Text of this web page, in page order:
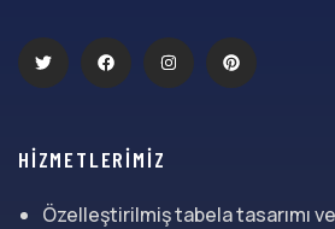
HİZMETLERİMİZ
Özelleştirilmiş tabela tasarımı